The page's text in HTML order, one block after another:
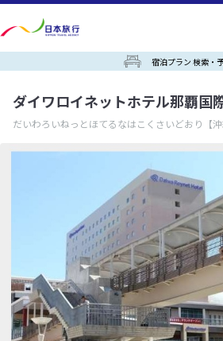
宿泊プラン 検索・
ダイワロイネットホテル那覇国
だいわろいねっとほてるなはこくさいどおり 【